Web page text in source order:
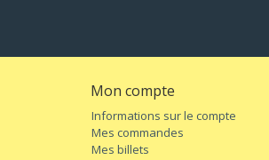
Mon compte
Informations sur le compte
Mes commandes
Mes billets